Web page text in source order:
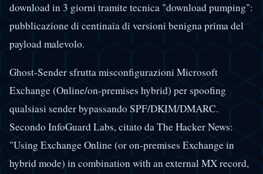
download in 3 giorni tramite tecnica "download pumping":
pubblicazione di centinaia di versioni benigna prima del
payload malevolo.
Ghost-Sender sfrutta misconfigurazioni Microsoft
Exchange (Online/on-premises hybrid) per spoofing
qualsiasi sender bypassando SPF/DKIM/DMARC.
Secondo InfoGuard Labs, citato da The Hacker News:
"Using Exchange Online (or on-premises Exchange in
hybrid mode) in combination with an external MX record,